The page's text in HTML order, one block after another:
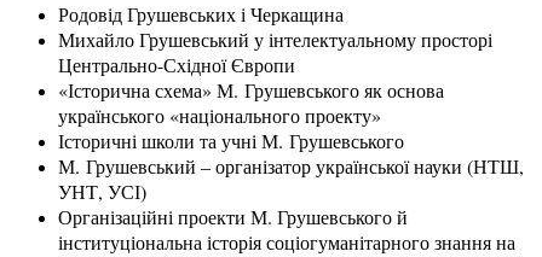
Родовід Грушевських і Черкащина
Михайло Грушевський у інтелектуальному просторі
Центрально-Східної Європи
«Історична схема» М. Грушевського як основа
українського «національного проекту»
Історичні школи та учні М. Грушевського
М. Грушевський – організатор української науки (НТШ,
УНТ, УСІ)
Організаційні проекти М. Грушевського й
інституціональна історія соціогуманітарного знання на